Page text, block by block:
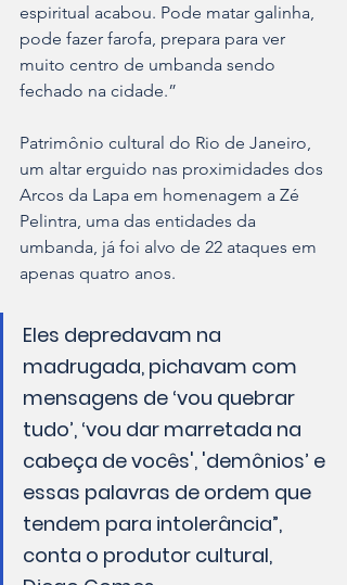
espiritual acabou. Pode matar galinha,
pode fazer farofa, prepara para ver
muito centro de umbanda sendo
fechado na cidade.”
Patrimônio cultural do Rio de Janeiro,
um altar erguido nas proximidades dos
Arcos da Lapa em homenagem a Zé
Pelintra, uma das entidades da
umbanda, já foi alvo de 22 ataques em
apenas quatro anos.
Eles depredavam na
madrugada, pichavam com
mensagens de ‘vou quebrar
tudo’, ‘vou dar marretada na
cabeça de vocês', 'demônios’ e
essas palavras de ordem que
tendem para intolerância”,
conta o produtor cultural,